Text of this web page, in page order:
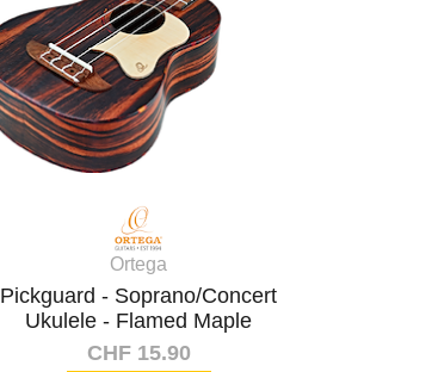
Ortega
Pickguard - Soprano/Concert
Ukulele - Flamed Maple
CHF 15.90